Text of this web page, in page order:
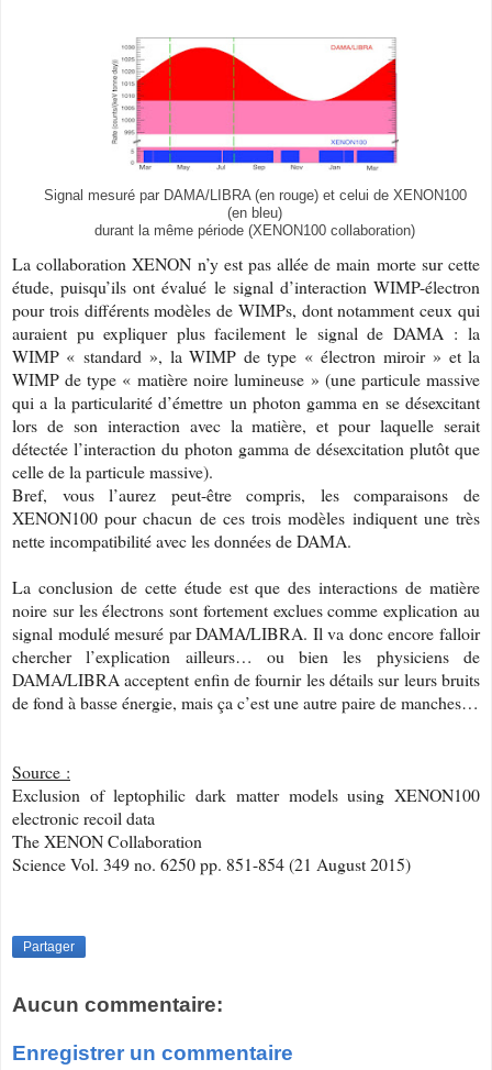
Signal mesuré par DAMA/LIBRA (en rouge) et celui de XENON100
(en bleu)
durant la même période (XENON100 collaboration)
La collaboration XENON n’y est pas allée de main morte sur cette
étude, puisqu’ils ont évalué le signal d’interaction WIMP-électron
pour trois différents modèles de WIMPs, dont notamment ceux qui
auraient pu expliquer plus facilement le signal de DAMA : la
WIMP « standard », la WIMP de type « électron miroir » et la
WIMP de type « matière noire lumineuse » (une particule massive
qui a la particularité d’émettre un photon gamma en se désexcitant
lors de son interaction avec la matière, et pour laquelle serait
détectée l’interaction du photon gamma de désexcitation plutôt que
celle de la particule massive).
Bref, vous l’aurez peut-être compris, les comparaisons de
XENON100 pour chacun de ces trois modèles indiquent une très
nette incompatibilité avec les données de DAMA.
La conclusion de cette étude est que des interactions de matière
noire sur les électrons sont fortement exclues comme explication au
signal modulé mesuré par DAMA/LIBRA. Il va donc encore falloir
chercher l’explication ailleurs… ou bien les physiciens de
DAMA/LIBRA acceptent enfin de fournir les détails sur leurs bruits
de fond à basse énergie, mais ça c’est une autre paire de manches…
Source :
Exclusion of leptophilic dark matter models using XENON100
electronic recoil data
The XENON Collaboration
Science Vol. 349 no. 6250 pp. 851-854 (21 August 2015)
Partager
Aucun commentaire:
Enregistrer un commentaire